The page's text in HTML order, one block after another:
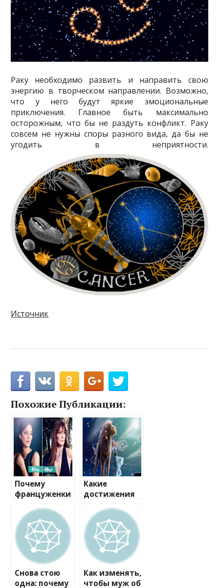
Раку необходимо развить и направить свою
энергию в творческом направлении. Возможно,
что у него будут яркие эмоциональные
приключения. Главное быть максимально
осторожным, что бы не раздуть конфликт. Раку
совсем не нужны споры разного вида, да бы не
угодить в неприятности.
Источник
Похожие Публикации:
Почему
француженки
медленнее
всех
Какие
достижения
2017 году?
Снова стою
одна: почему
Как изменять,
чтобы муж об